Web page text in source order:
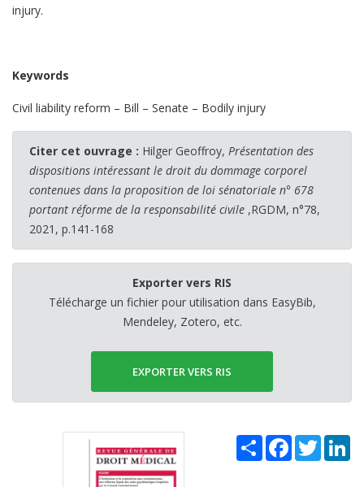
injury.
Keywords
Civil liability reform – Bill – Senate – Bodily injury
Citer cet ouvrage : Hilger Geoffroy, Présentation des
dispositions intéressant le droit du dommage corporel
contenues dans la proposition de loi sénatoriale n° 678
portant réforme de la responsabilité civile ,RGDM, n°78,
2021, p.141-168
Exporter vers RIS
Télécharge un fichier pour utilisation dans EasyBib,
Mendeley, Zotero, etc.
EXPORTER VERS RIS
Share Facebook
Twitter